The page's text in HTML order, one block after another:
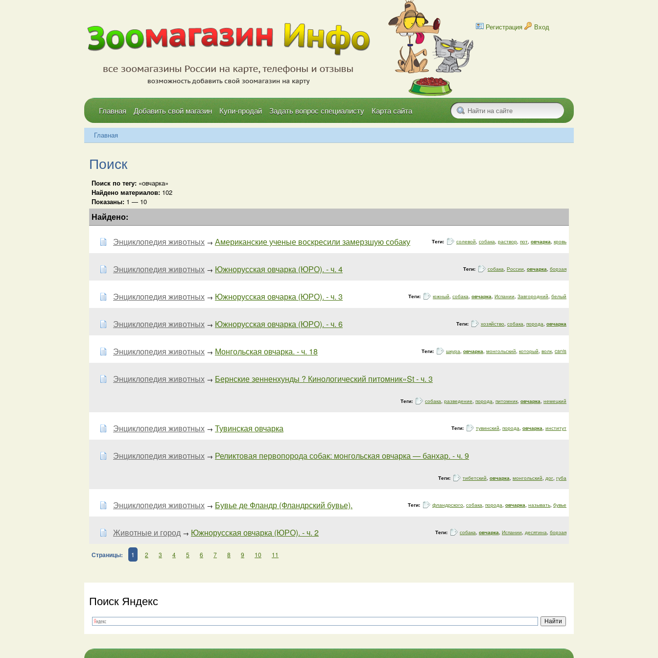
Регистрация Вход
Главная Добавить свой магазин Купи-продай Задать вопрос специалисту Карта сайта
Главная
Поиск
Поиск по тегу: «овчарка»
Найдено материалов: 102
Показаны: 1 — 10
Найдено:
Энциклопедия животных → Американские ученые воскресили замерзшую собаку Теги: солевой, собака, раствор, пот, овчарка, кровь
Энциклопедия животных → Южнорусская овчарка (ЮРО). - ч. 4 Теги: собака, России, овчарка, борзая
Энциклопедия животных → Южнорусская овчарка (ЮРО). - ч. 3 Теги: южный, собака, овчарка, Испании, Завгородний, белый
Энциклопедия животных → Южнорусская овчарка (ЮРО). - ч. 6 Теги: хозяйство, собака, порода, овчарка
Энциклопедия животных → Монгольская овчарка. - ч. 18 Теги: шкура, овчарка, монгольский, который, волк, canis
Энциклопедия животных → Бернские зенненхунды ? Кинологический питомник«St - ч. 3
Теги: собака, разведение, порода, питомник, овчарка, немецкий
Энциклопедия животных → Тувинская овчарка Теги: тувинский, порода, овчарка, институт
Энциклопедия животных → Реликтовая первопорода собак: монгольская овчарка — банхар. - ч. 9
Теги: тибетский, овчарка, монгольский, дог, губа
Энциклопедия животных → Бувье де Фландр (Фландрский бувье). Теги: фландрского, собака, порода, овчарка, называть, бувье
Животные и город → Южнорусская овчарка (ЮРО). - ч. 2 Теги: собака, овчарка, Испании, десятина, борзая
Страницы: 1 2 3 4 5 6 7 8 9 10 11
Поиск Яндекс